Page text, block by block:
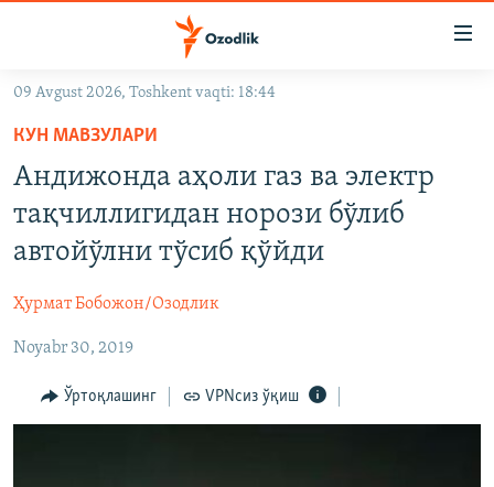
Асосий
навигацияга
ўтинг
Қидиришга
ўтинг
OZODARXIV
На русском
ИЖТИМОИЙ ТАРМОҚЛАР
09 Avgust 2026, Toshkent vaqti: 18:44
КУН МАВЗУЛАРИ
Андижонда аҳоли газ ва электр
тақчиллигидан норози бўлиб
автойўлни тўсиб қўйди
Ҳурмат Бобожон/Озодлик
Noyabr 30, 2019
Ўртоқлашинг VPNсиз ўқиш